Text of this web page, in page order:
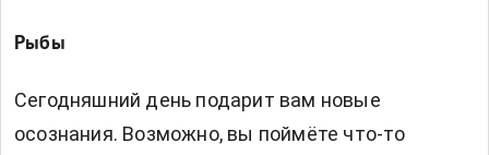
Рыбы
Сегодняшний день подарит вам новые
осознания. Возможно, вы поймёте что-то